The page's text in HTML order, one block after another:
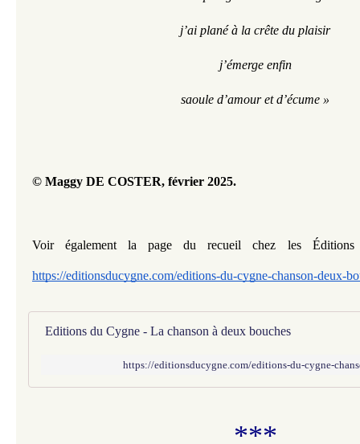
j’ai plané à la crête du plaisir
j’émerge enfin
saoule d’amour et d’écume »
© Maggy DE COSTER, février 2025.
https://editionsducygne.com/editions-du-cygne-chanson-deux-
Editions du Cygne - La chanson à deux bouches
https://editionsducygne.com/editions-du-cygne-
***